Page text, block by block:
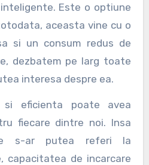
Este o optiune
aceasta vine cu o
si un consum redus de
dezbatem pe larg toate
interesa despre ea.
si eficienta poate avea
fiecare dintre noi. Insa
s-ar putea referi la
capacitatea de incarcare